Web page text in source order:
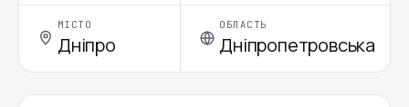
МІСТО
Дніпро
ОБЛАСТЬ
Дніпропетровська